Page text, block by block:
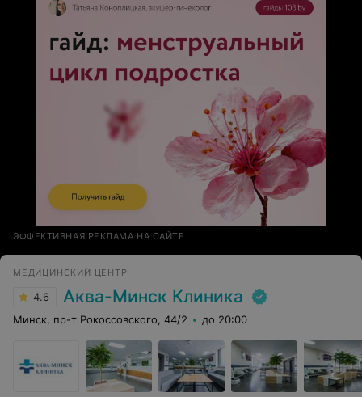
ЭФФЕКТИВНАЯ РЕКЛАМА НА САЙТЕ
МЕДИЦИНСКИЙ ЦЕНТР
4.6 Аква-Минск Клиника
Минск, пр-т Рокоссовского, 44/2 до 20:00